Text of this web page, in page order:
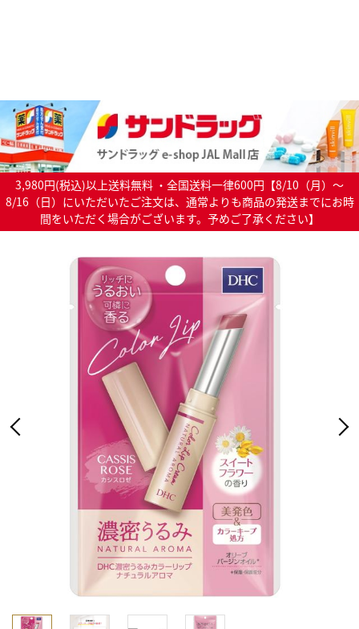
3,980円(税込)以上送料無料 ・全国送料一律600円【8/10（月）～
8/16（日）にいただいたご注文は、通常よりも商品の発送までにお時
間をいただく場合がございます。予めご了承ください】